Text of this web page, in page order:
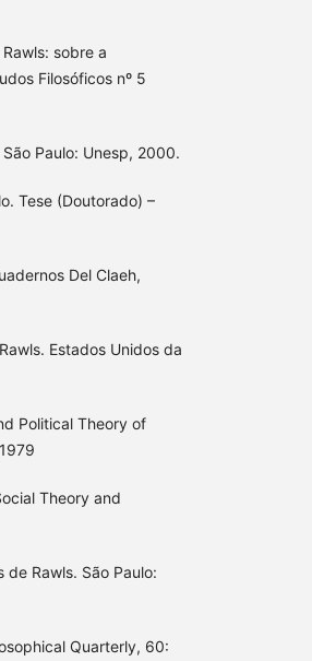
sobre a
Filosóficos nº 5
Paulo: Unesp, 2000.
Tese (Doutorado) –
Del Claeh,
Estados Unidos da
Political Theory of
Theory and
de Rawls. São Paulo:
Quarterly, 60: